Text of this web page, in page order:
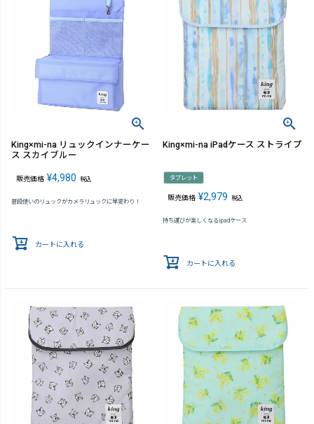
King×mi-na リュックインナーケー
ス スカイブルー
販売価格 ¥4,980 税込
普段使いのリュックがカメラリュックに早変わり！
カートに入れる
King×mi-na iPadケース ストライプ
タブレット
販売価格 ¥2,979 税込
持ち運びが楽しくなるipadケース
カートに入れる